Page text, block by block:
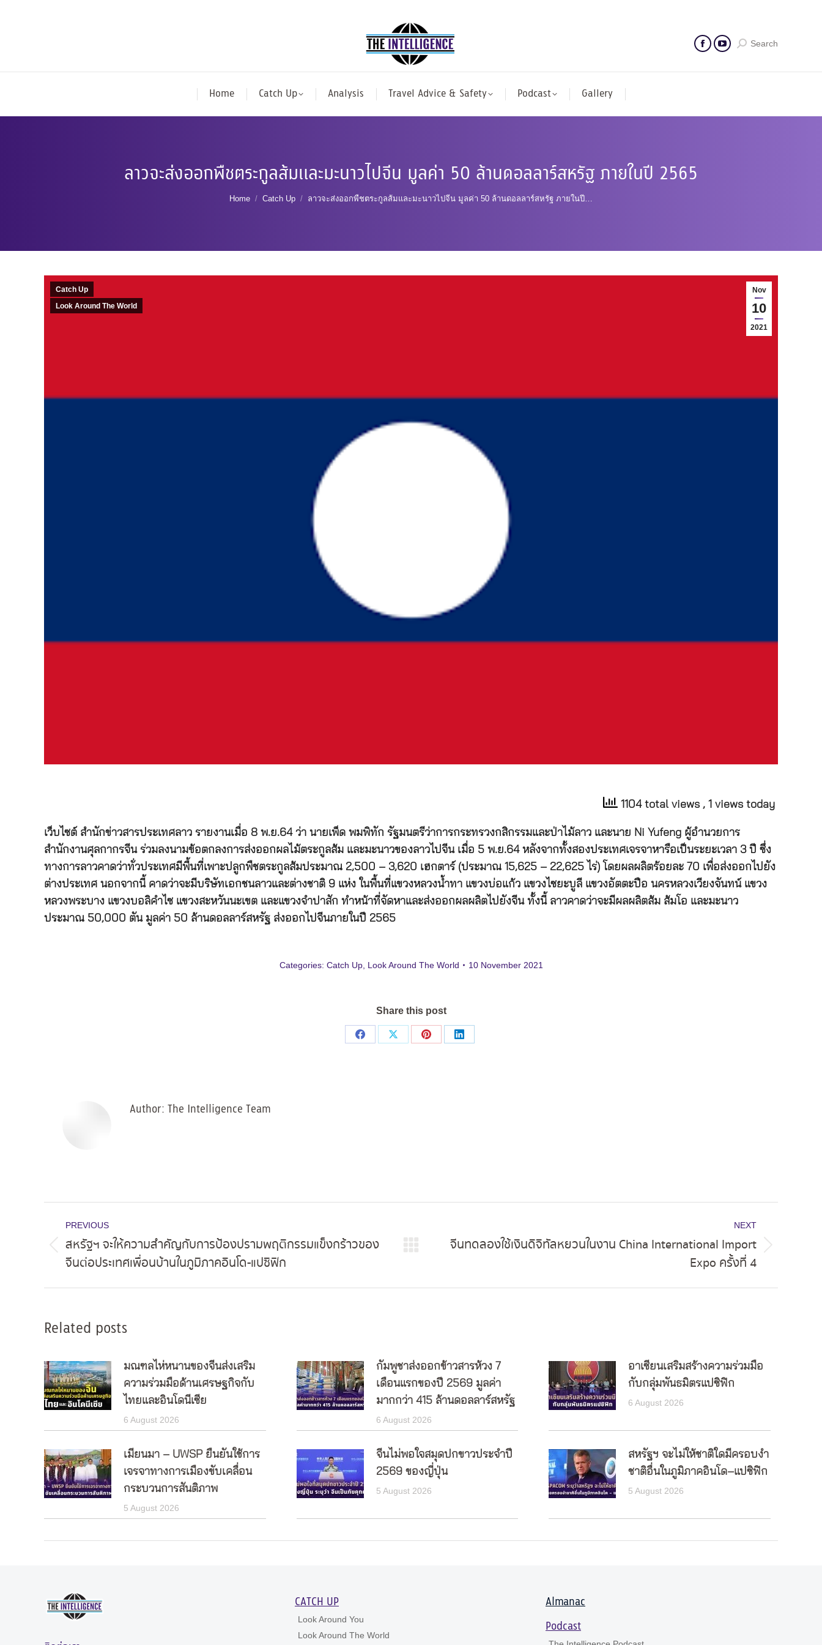
Search
Home Catch Up Analysis Travel Advice & Safety Podcast Gallery
ลาวจะส่งออกพืชตระกูลส้มและมะนาวไปจีน มูลค่า 50 ล้านดอลลาร์สหรัฐ ภายในปี 2565
You are here:
Home Catch Up ลาวจะส่งออกพืชตระกูลส้มและมะนาวไปจีน มูลค่า 50 ล้านดอลลาร์สหรัฐ ภายในปี…
Nov
10
2021
Catch Up
Look Around The World
1104 total views , 1 views today
เว็บไซต์ สำนักข่าวสารประเทศลาว รายงานเมื่อ 8 พ.ย.64 ว่า นายเพ็ด พมพิทัก รัฐมนตรีว่าการกระทรวงกสิกรรมและป่าไม้ลาว และนาย Ni Yufeng ผู้อำนวยการ
สำนักงานศุลกากรจีน ร่วมลงนามข้อตกลงการส่งออกผลไม้ตระกูลส้ม และมะนาวของลาวไปจีน เมื่อ 5 พ.ย.64 หลังจากทั้งสองประเทศเจรจาหารือเป็นระยะเวลา 3 ปี ซึ่ง
ทางการลาวคาดว่าทั่วประเทศมีพื้นที่เพาะปลูกพืชตระกูลส้มประมาณ 2,500 – 3,620 เฮกตาร์ (ประมาณ 15,625 – 22,625 ไร่) โดยผลผลิตร้อยละ 70 เพื่อส่งออกไปยัง
ต่างประเทศ นอกจากนี้ คาดว่าจะมีบริษัทเอกชนลาวและต่างชาติ 9 แห่ง ในพื้นที่แขวงหลวงน้ำทา แขวงบ่อแก้ว แขวงไซยะบูลี แขวงอัตตะปือ นครหลวงเวียงจันทน์ แขวง
หลวงพระบาง แขวงบอลิคำไซ แขวงสะหวันนะเขต และแขวงจำปาสัก ทำหน้าที่จัดหาและส่งออกผลผลิตไปยังจีน ทั้งนี้ ลาวคาดว่าจะมีผลผลิตส้ม ส้มโอ และมะนาว
ประมาณ 50,000 ตัน มูลค่า 50 ล้านดอลลาร์สหรัฐ ส่งออกไปจีนภายในปี 2565
Categories: Catch Up, Look Around The World 10 November 2021
Share this post
Share
Share
Share
Share
Author: The Intelligence Team
navigation
PREVIOUS
Previous
post:
สหรัฐฯ จะให้ความสำคัญกับการป้องปรามพฤติกรรมแข็งกร้าวของ
จีนต่อประเทศเพื่อนบ้านในภูมิภาคอินโด-แปซิฟิก
NEXT
จีนทดลองใช้เงินดิจิทัลหยวนในงาน China International Import
Expo ครั้งที่ 4
Related posts
มณฑลไห่หนานของจีนส่งเสริม
ความร่วมมือด้านเศรษฐกิจกับ
ไทยและอินโดนีเซีย
6 August 2026
กัมพูชาส่งออกข้าวสารห้วง 7
เดือนแรกของปี 2569 มูลค่า
มากกว่า 415 ล้านดอลลาร์สหรัฐ
6 August 2026
อาเซียนเสริมสร้างความร่วมมือ
กับกลุ่มพันธมิตรแปซิฟิก
6 August 2026
เมียนมา – UWSP ยืนยันใช้การ
เจรจาทางการเมืองขับเคลื่อน
กระบวนการสันติภาพ
5 August 2026
จีนไม่พอใจสมุดปกขาวประจำปี
2569 ของญี่ปุ่น
5 August 2026
สหรัฐฯ จะไม่ให้ชาติใดมีครอบงำ
ชาติอื่นในภูมิภาคอินโด–แปซิฟิก
5 August 2026
CATCH UP
Look Around You
Look Around The World
Almanac
Podcast